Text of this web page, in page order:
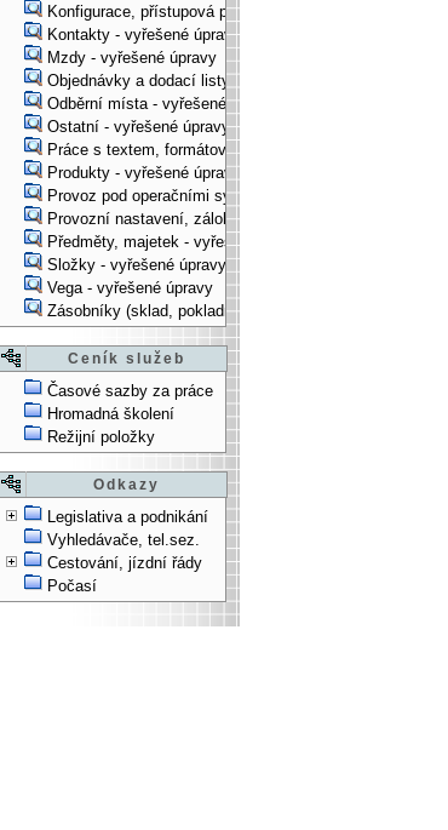
Konfigurace, přístupová práva, ... - vyřešené úpravy
Kontakty - vyřešené úpravy
Mzdy - vyřešené úpravy
Objednávky a dodací listy - vyřešené úpravy
Odběrní místa - vyřešené úpravy
Ostatní - vyřešené úpravy
Práce s textem, formátování, ... - vyřešené úpravy
Produkty - vyřešené úpravy
Provoz pod operačními systémy, technologické věci -
Provozní nastavení, zálohování, instalace, ... -
Předměty, majetek - vyřešené úpravy
Složky - vyřešené úpravy
Vega - vyřešené úpravy
Zásobníky (sklad, pokladna, bank. účet) - vyřešené
Ceník služeb
Časové sazby za práce
Hromadná školení
Režijní položky
Odkazy
Legislativa a podnikání
Vyhledávače, tel.sez.
Cestování, jízdní řády
Počasí